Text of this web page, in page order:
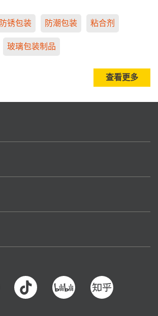
防锈包装 防潮包装 粘合剂
玻璃包装制品
查看更多